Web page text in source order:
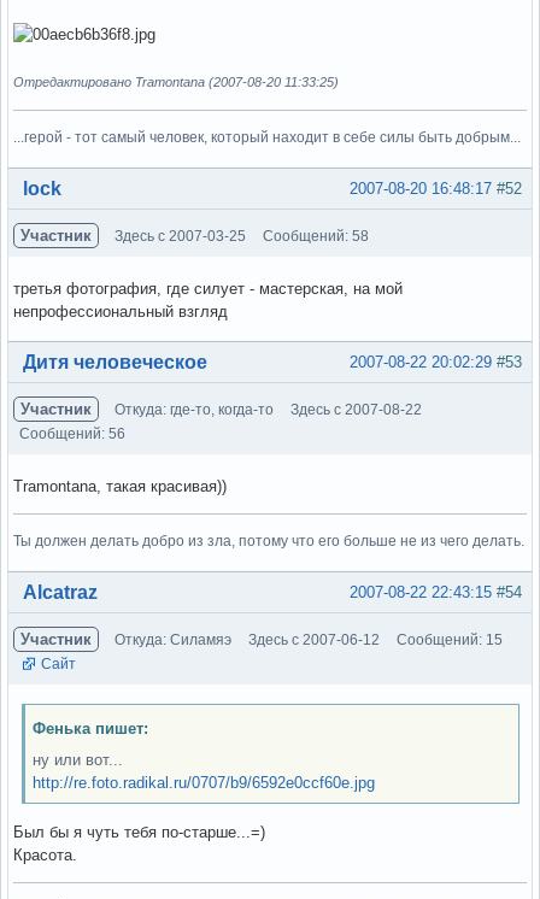
Отредактировано Tramontana (2007-08-20 11:33:25)
...герой - тот самый человек, который находит в себе силы быть добрым...
Вне форума #52
2007-08-20 16:48:17
lock
Участник Здесь с 2007-03-25 Сообщений: 58
третья фотография, где силует - мастерская, на мой
непрофессиональный взгляд
Вне форума #53
2007-08-22 20:02:29
Дитя человеческое
Участник Откуда: где-то, когда-то
Здесь с 2007-08-22
Сообщений: 56
Tramontana, такая красивая))
Ты должен делать добро из зла, потому что его больше не из чего делать.
Вне форума #54
2007-08-22 22:43:15
Alcatraz
Участник Откуда: Силамяэ Здесь с 2007-06-12
Сообщений: 15
Сайт
Фенька пишет:
ну или вот...
http://re.foto.radikal.ru/0707/b9/6592e0ccf60e.jpg
Был бы я чуть тебя по-старше...=)
Красота.